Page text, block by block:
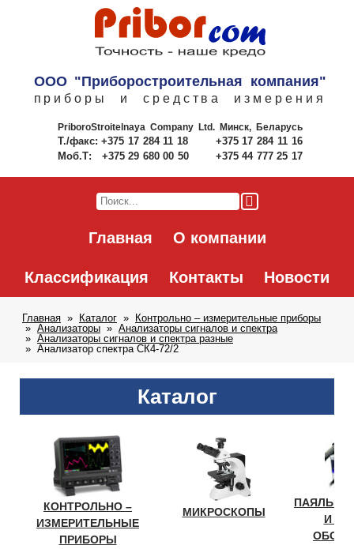
ООО "Приборостроительная компания"
приборы и средства измерения
PriboroStroitelnaya Company Ltd.Минск, Беларусь
Т./факс: +375 17 284 11 18
+375 17 284 11 16
Моб.Т:
+375 29 680 00 50 +375 44 777 25 17
Главная О компании
Классификация Контакты Новости
Главная Каталог
Контрольно – измерительные приборы
Анализаторы
Анализаторы сигналов и спектра
Анализаторы сигналов и спектра разные
Анализатор спектра СК4-72/2
Каталог
КОНТРОЛЬНО –
ИЗМЕРИТЕЛЬНЫЕ
ПРИБОРЫ
МИКРОСКОПЫ
И